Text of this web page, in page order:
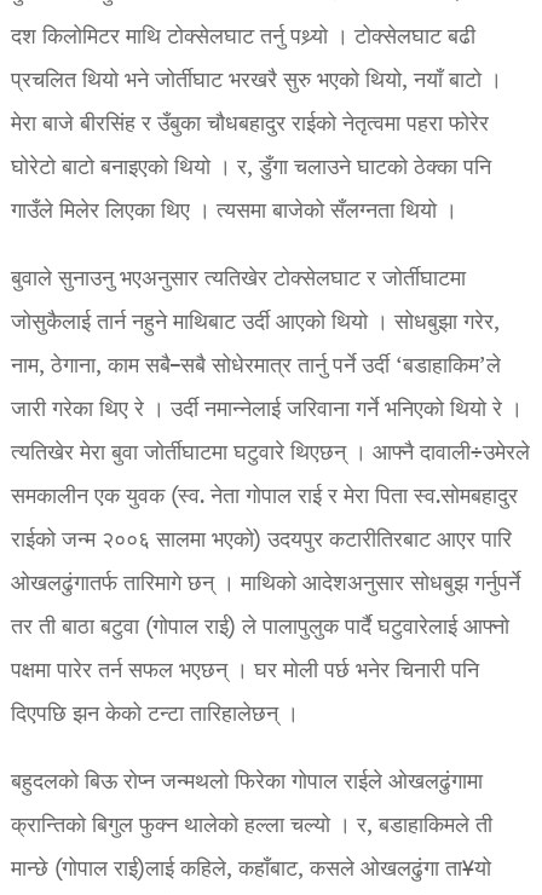
दश किलोमिटर माथि टोक्सेलघाट तर्नु पथ्र्यो । टोक्सेलघाट बढी
प्रचलित थियो भने जोर्तीघाट भरखरै सुरु भएको थियो, नयाँ बाटो ।
मेरा बाजे बीरसिंह र उँबुका चौधबहादुर राईको नेतृत्वमा पहरा फोरेर
घोरेटो बाटो बनाइएको थियो । र, डुँगा चलाउने घाटको ठेक्का पनि
गाउँले मिलेर लिएका थिए । त्यसमा बाजेको सँलग्नता थियो ।
बुवाले सुनाउनु भएअनुसार त्यतिखेर टोक्सेलघाट र जोर्तीघाटमा
जोसुकैलाई तार्न नहुने माथिबाट उर्दी आएको थियो । सोधबुझा गरेर,
नाम, ठेगाना, काम सबै–सबै सोधेरमात्र तार्नु पर्ने उर्दी ‘बडाहाकिम’ले
जारी गरेका थिए रे । उर्दी नमान्नेलाई जरिवाना गर्ने भनिएको थियो रे ।
त्यतिखेर मेरा बुवा जोर्तीघाटमा घटुवारे थिएछन् । आफ्नै दावाली÷उमेरले
समकालीन एक युवक (स्व. नेता गोपाल राई र मेरा पिता स्व.सोमबहादुर
राईको जन्म २००६ सालमा भएको) उदयपुर कटारीतिरबाट आएर पारि
ओखलढुंगातर्फ तारिमागे छन् । माथिको आदेशअनुसार सोधबुझ गर्नुपर्ने
तर ती बाठा बटुवा (गोपाल राई) ले पालापुलुक पार्दै घटुवारेलाई आफ्नो
पक्षमा पारेर तर्न सफल भएछन् । घर मोली पर्छ भनेर चिनारी पनि
दिएपछि झन केको टन्टा तारिहालेछन् ।
बहुदलको बिऊ रोप्न जन्मथलो फिरेका गोपाल राईले ओखलढुंगामा
क्रान्तिको बिगुल फुक्न थालेको हल्ला चल्यो । र, बडाहाकिमले ती
मान्छे (गोपाल राई)लाई कहिले, कहाँबाट, कसले ओखलढुंगा ता¥यो